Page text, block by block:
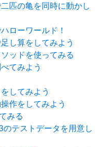
匹の亀を同時に動かし
ローワールド！
し算をしてみよう
ッドを使ってみる
てみよう
してみよう
作をしてみよう
みる
テストデータを用意し